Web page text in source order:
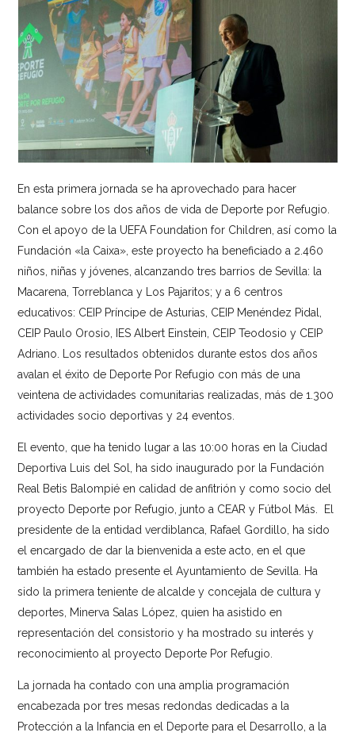
En esta primera jornada se ha aprovechado para hacer
balance sobre los dos años de vida de Deporte por Refugio.
Con el apoyo de la UEFA Foundation for Children , así como la
Fundación «la Caixa», este proyecto ha beneficiado a 2.460
niños, niñas y jóvenes, alcanzando tres barrios de Sevilla: la
Macarena, Torreblanca y Los Pajaritos; y a 6 centros
educativos: CEIP Príncipe de Asturias, CEIP Menéndez Pidal,
CEIP Paulo Orosio, IES Albert Einstein, CEIP Teodosio y CEIP
Adriano. Los resultados obtenidos durante estos dos años
avalan el éxito de Deporte Por Refugio con más de una
veintena de actividades comunitarias realizadas, más de 1.300
actividades socio deportivas y 24 eventos.
El evento, que ha tenido lugar a las 10:00 horas en la Ciudad
Deportiva Luis del Sol, ha sido inaugurado por la Fundación
Real Betis Balompié en calidad de anfitrión y como socio del
proyecto Deporte por Refugio, junto a CEAR y Fútbol Más. El
presidente de la entidad verdiblanca, Rafael Gordillo, ha sido
el encargado de dar la bienvenida a este acto, en el que
también ha estado presente el Ayuntamiento de Sevilla. Ha
sido la primera teniente de alcalde y concejala de cultura y
deportes, Minerva Salas López, quien ha asistido en
representación del consistorio y ha mostrado su interés y
reconocimiento al proyecto Deporte Por Refugio.
La jornada ha contado con una amplia programación
encabezada por tres mesas redondas dedicadas a la
Protección a la Infancia en el Deporte para el Desarrollo, a la